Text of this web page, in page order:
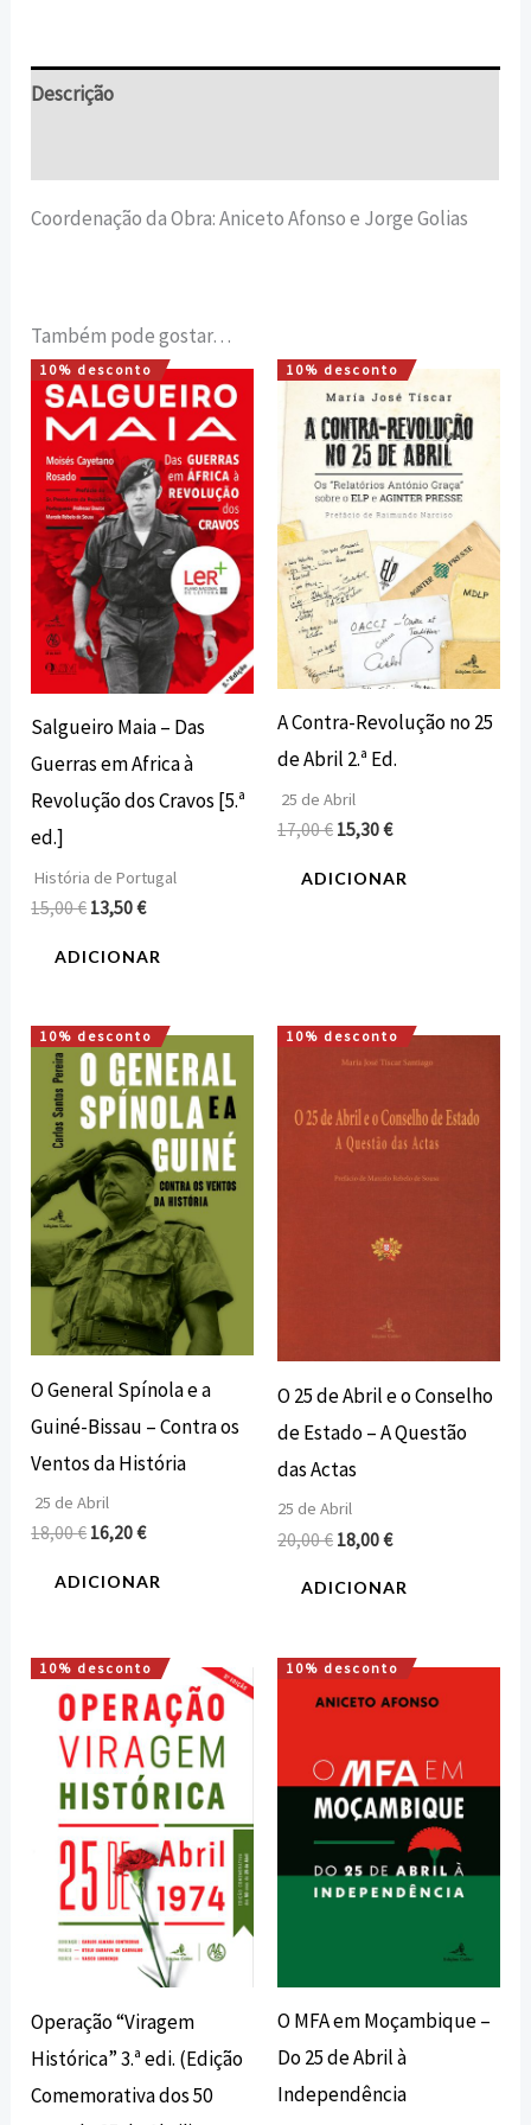
Descrição
Coordenação da Obra: Aniceto Afonso e Jorge Golias
Também pode gostar…
10% desconto
Salgueiro Maia – Das
Guerras em Africa à
Revolução dos Cravos [5.ª
ed.]
História de Portugal
15,00€
O
preço
original
era:
15,00 €.
13,50€
O
preço
atual
é:
13,50 €.
ADICIONAR
10% desconto
A Contra-Revolução no 25
de Abril 2.ª Ed.
25 de Abril
17,00€
O
preço
original
era:
17,00 €.
15,30€
O
preço
atual
é:
15,30 €.
ADICIONAR
10% desconto
O General Spínola e a
Guiné-Bissau – Contra os
Ventos da História
25 de Abril
18,00€
O
preço
original
era:
18,00 €.
16,20€
O
preço
atual
16,20 €.
ADICIONAR
10% desconto
O 25 de Abril e o Conselho
de Estado – A Questão
das Actas
25 de Abril
20,00€
O
preço
era:
20,00 €.
18,00€
O
preço
é:
18,00 €.
ADICIONAR
10% desconto
Operação “Viragem
Histórica” 3.ª edi. (Edição
Comemorativa dos 50
O
preço
original
era:
25,00 €.
O
preço
atual
é:
22,50 €.
10% desconto
O MFA em Moçambique –
Do 25 de Abril à
Independência
O
preço
20,00 €.
O
preço
18,00 €.